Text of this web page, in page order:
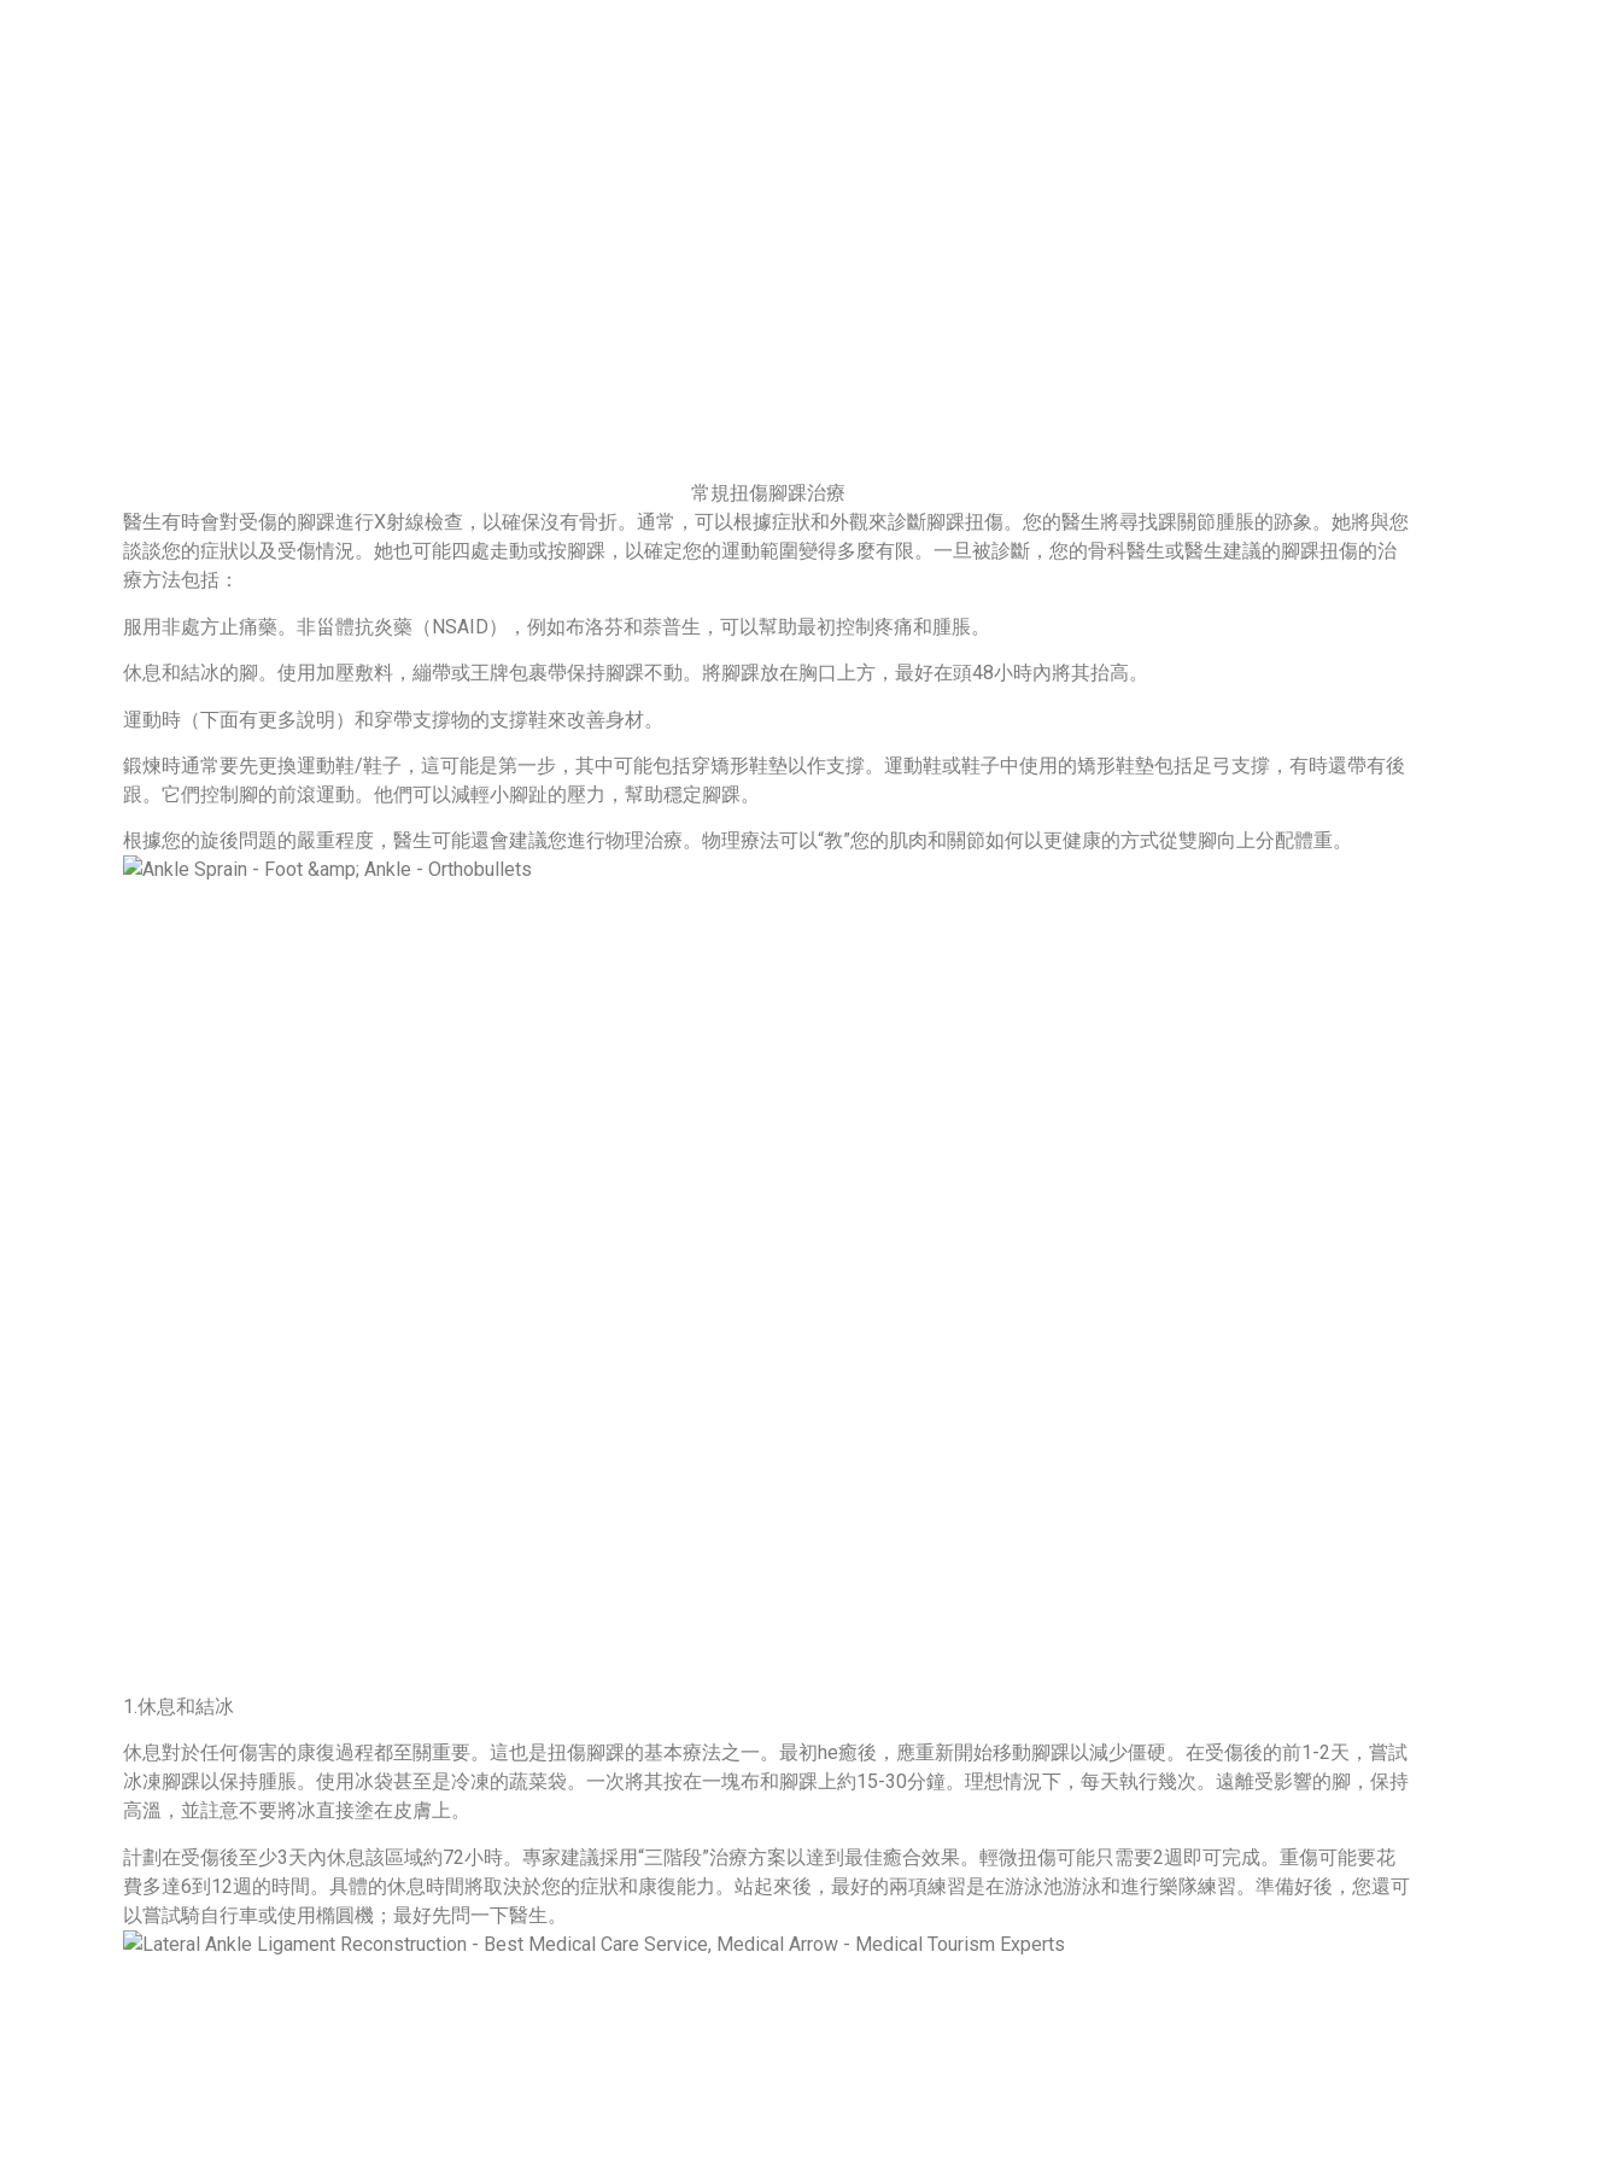
常規扭傷腳踝治療
醫生有時會對受傷的腳踝進行X射線檢查，以確保沒有骨折。通常，可以根據症狀和外觀來診斷腳踝扭傷。您的醫生將尋找踝關節腫脹的跡象。她將與您
談談您的症狀以及受傷情況。她也可能四處走動或按腳踝，以確定您的運動範圍變得多麼有限。一旦被診斷，您的骨科醫生或醫生建議的腳踝扭傷的治
療方法包括：
服用非處方止痛藥。非甾體抗炎藥（NSAID），例如布洛芬和萘普生，可以幫助最初控制疼痛和腫脹。
休息和結冰的腳。使用加壓敷料，繃帶或王牌包裹帶保持腳踝不動。將腳踝放在胸口上方，最好在頭48小時內將其抬高。
運動時（下面有更多說明）和穿帶支撐物的支撐鞋來改善身材。
鍛煉時通常要先更換運動鞋/鞋子，這可能是第一步，其中可能包括穿矯形鞋墊以作支撐。運動鞋或鞋子中使用的矯形鞋墊包括足弓支撐，有時還帶有後
跟。它們控制腳的前滾運動。他們可以減輕小腳趾的壓力，幫助穩定腳踝。
根據您的旋後問題的嚴重程度，醫生可能還會建議您進行物理治療。物理療法可以“教”您的肌肉和關節如何以更健康的方式從雙腳向上分配體重。
1.休息和結冰
休息對於任何傷害的康復過程都至關重要。這也是扭傷腳踝的基本療法之一。最初he癒後，應重新開始移動腳踝以減少僵硬。在受傷後的前1-2天，嘗試
冰凍腳踝以保持腫脹。使用冰袋甚至是冷凍的蔬菜袋。一次將其按在一塊布和腳踝上約15-30分鐘。理想情況下，每天執行幾次。遠離受影響的腳，保持
高溫，並註意不要將冰直接塗在皮膚上。
計劃在受傷後至少3天內休息該區域約72小時。專家建議採用“三階段”治療方案以達到最佳癒合效果。輕微扭傷可能只需要2週即可完成。重傷可能要花
費多達6到12週的時間。具體的休息時間將取決於您的症狀和康復能力。站起來後，最好的兩項練習是在游泳池游泳和進行樂隊練習。準備好後，您還可
以嘗試騎自行車或使用橢圓機；最好先問一下醫生。